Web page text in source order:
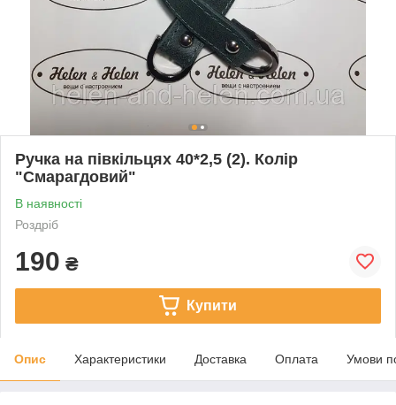
Ручка на півкільцях 40*2,5 (2). Колір
"Смарагдовий"
В наявності
Роздріб
190 ₴
Купити
Опис Характеристики Доставка Оплата Умови